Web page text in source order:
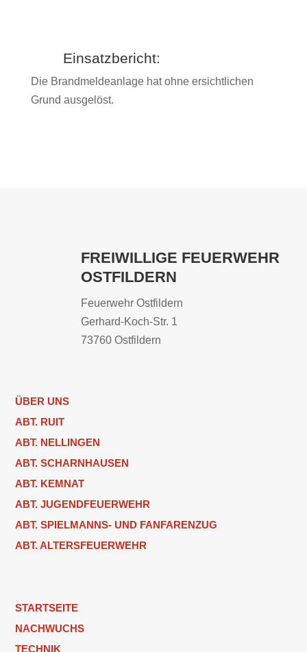
Einsatzbericht:
Die Brandmeldeanlage hat ohne ersichtlichen
Grund ausgelöst.
FREIWILLIGE FEUERWEHR
OSTFILDERN
Feuerwehr Ostfildern
Gerhard-Koch-Str. 1
73760 Ostfildern
ÜBER UNS
ABT. RUIT
ABT. NELLINGEN
ABT. SCHARNHAUSEN
ABT. KEMNAT
ABT. JUGENDFEUERWEHR
ABT. SPIELMANNS- UND FANFARENZUG
ABT. ALTERSFEUERWEHR
STARTSEITE
NACHWUCHS
TECHNIK